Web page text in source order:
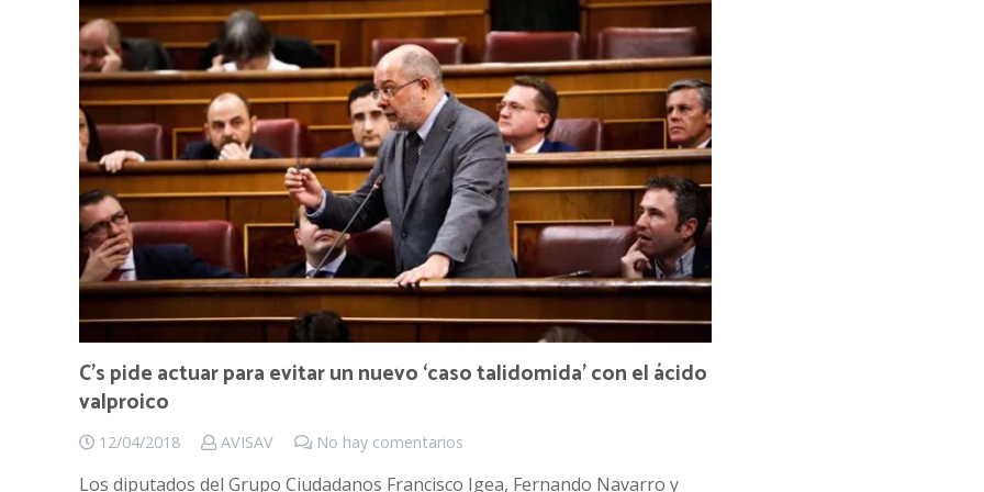
C’s pide actuar para evitar un nuevo ‘caso talidomida’ con el ácido
valproico
12/04/2018 AVISAV No hay comentarios
Los diputados del Grupo Ciudadanos Francisco Igea, Fernando Navarro y